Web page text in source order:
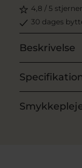
4,8 / 5
30 dages
Beskrivelse